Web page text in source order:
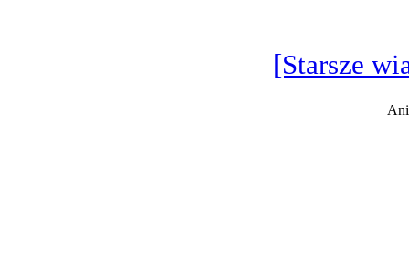
[Starsze